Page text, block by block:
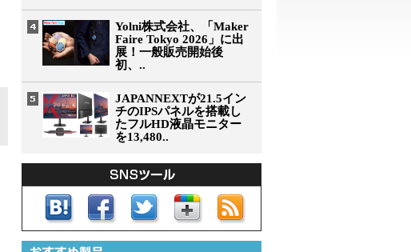
Yolni株式会社、「Maker
Faire Tokyo 2026」に出
展！一般販売開始後
初、..
JAPANNEXTが21.5イン
チのIPSパネルを搭載し
たフルHD液晶モニター
を13,480..